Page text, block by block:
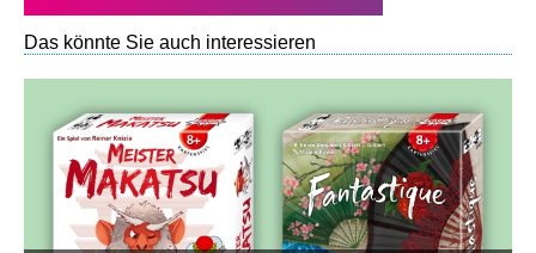
Das könnte Sie auch interessieren